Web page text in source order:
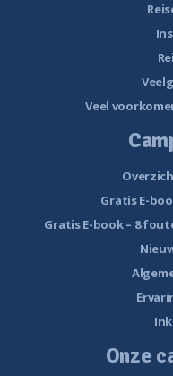
Veel
Gratis E-
Gratis E-book – 8
Onze